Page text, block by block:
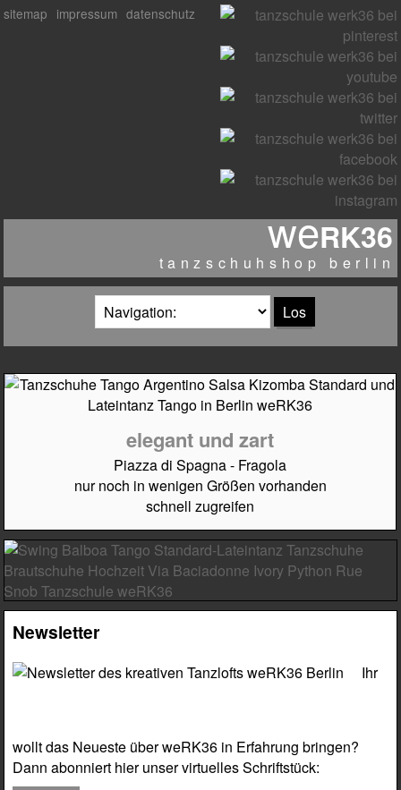
sitemap impressum datenschutz
weRK36
tanzschuhshop berlin
zielseite
elegant und zart
Piazza di Spagna - Fragola
nur noch in wenigen Größen vorhanden
schnell zugreifen
Newsletter
Ihr
wollt das Neueste über weRK36 in Erfahrung bringen?
Dann abonniert hier unser virtuelles Schriftstück: